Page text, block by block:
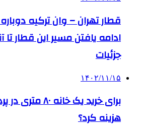
قطار تهران – وان ترکیه
ادامه یافتن مسیر این قطار تا
جزئیات
۱۴۰۲/۱۱/۱۵
برای خرید یک خانه
هزینه کرد؟